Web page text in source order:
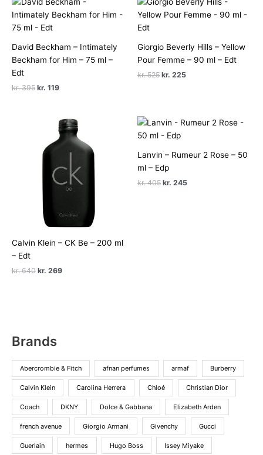
David Beckham – Intimately
Beckham for Him – 75 ml –
Edt
kr.395 Den
kr. 395.
kr. 119Den
kr. 119.
Giorgio Beverly Hills – Yellow
Pour Femme – 90 ml – Edt
kr.525 Den
kr. 225Den
Calvin Klein – CK Be – 200 ml
– Edt
kr.640 Den
kr. 269Den
Lanvin – Rumeur 2 Rose – 50
ml – Edp
kr.405 Den
kr. 245Den
Brands
Abercrombie & Fitch afnan perfumes armaf Burberry
Calvin Klein Carolina Herrera Chloé Christian Dior
Coach DKNY Dolce & Gabbana Elizabeth Arden
french avenue Giorgio Armani Givenchy Gucci
Guerlain hermes Hugo Boss Issey Miyake